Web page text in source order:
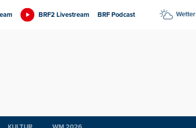
BRF2 Livestream BRF Podcast Wetter